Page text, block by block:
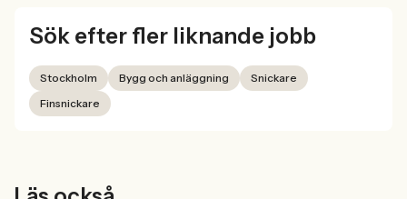
Sök efter fler liknande jobb
Stockholm Bygg och anläggning
Snickare
Finsnickare